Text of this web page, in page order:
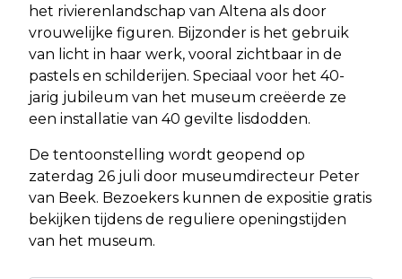
het rivierenlandschap van Altena als door
vrouwelijke figuren. Bijzonder is het gebruik
van licht in haar werk, vooral zichtbaar in de
pastels en schilderijen. Speciaal voor het 40-
jarig jubileum van het museum creëerde ze
een installatie van 40 gevilte lisdodden.
De tentoonstelling wordt geopend op
zaterdag 26 juli door museumdirecteur Peter
van Beek. Bezoekers kunnen de expositie gratis
bekijken tijdens de reguliere openingstijden
van het museum.